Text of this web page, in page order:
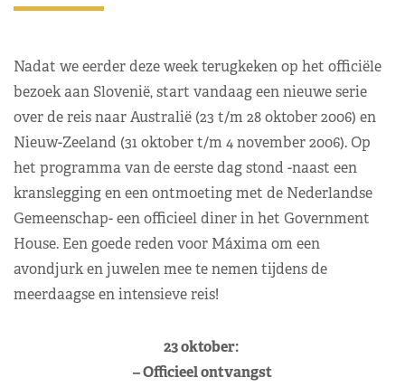
Nadat we eerder deze week terugkeken op het officiële
bezoek aan Slovenië, start vandaag een nieuwe serie
over de reis naar Australië (23 t/m 28 oktober 2006) en
Nieuw-Zeeland (31 oktober t/m 4 november 2006). Op
het programma van de eerste dag stond -naast een
kranslegging en een ontmoeting met de Nederlandse
Gemeenschap- een officieel diner in het Government
House. Een goede reden voor Máxima om een
avondjurk en juwelen mee te nemen tijdens de
meerdaagse en intensieve reis!
23 oktober:
– Officieel ontvangst